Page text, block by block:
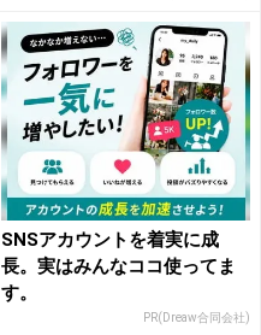
SNSアカウントを着実に成
長。実はみんなココ使ってま
す。
PR(Dreaw合同会社)